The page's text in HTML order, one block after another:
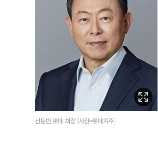
신동빈 롯데 회장 [사진=롯데지주]